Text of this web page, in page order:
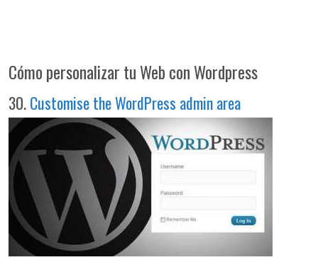
Cómo personalizar tu Web con Wordpress
30.Customise the WordPress admin area